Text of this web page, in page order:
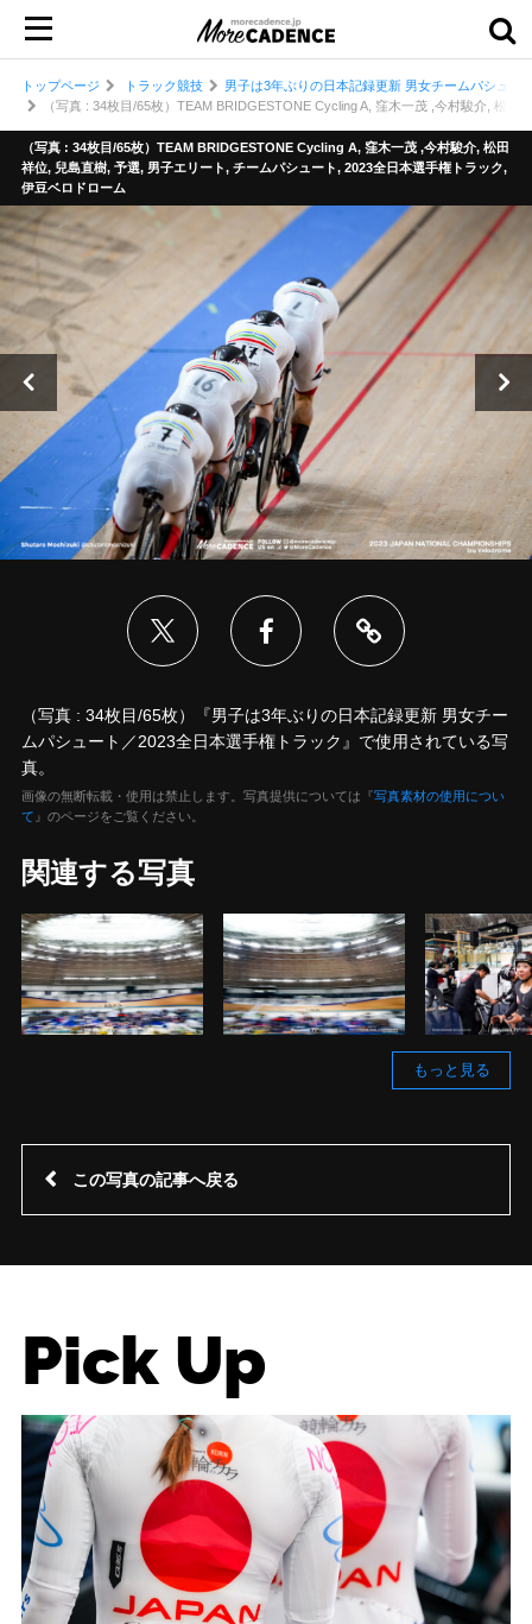
トップページ トラック競技
男子は3年ぶりの日本記録更新 男女チームパシュー
（写真 : 34枚目/65枚）TEAM BRIDGESTONE Cycling A, 窪木一茂 ,今村駿介, 松
（写真 : 34枚目/65枚）TEAM BRIDGESTONE Cycling A, 窪木一茂 ,今村駿介, 松田
祥位, 兒島直樹, 予選, 男子エリート, チームパシュート, 2023全日本選手権トラック,
伊豆ベロドローム
（写真 : 34枚目/65枚）『男子は3年ぶりの日本記録更新 男女チー
ムパシュート／2023全日本選手権トラック』で使用されている写
真。
画像の無断転載・使用は禁止します。写真提供については『写真素材の使用につい
て 』のページをご覧ください。
関連する写真
もっと見る
この写真の記事へ戻る
Pick Up